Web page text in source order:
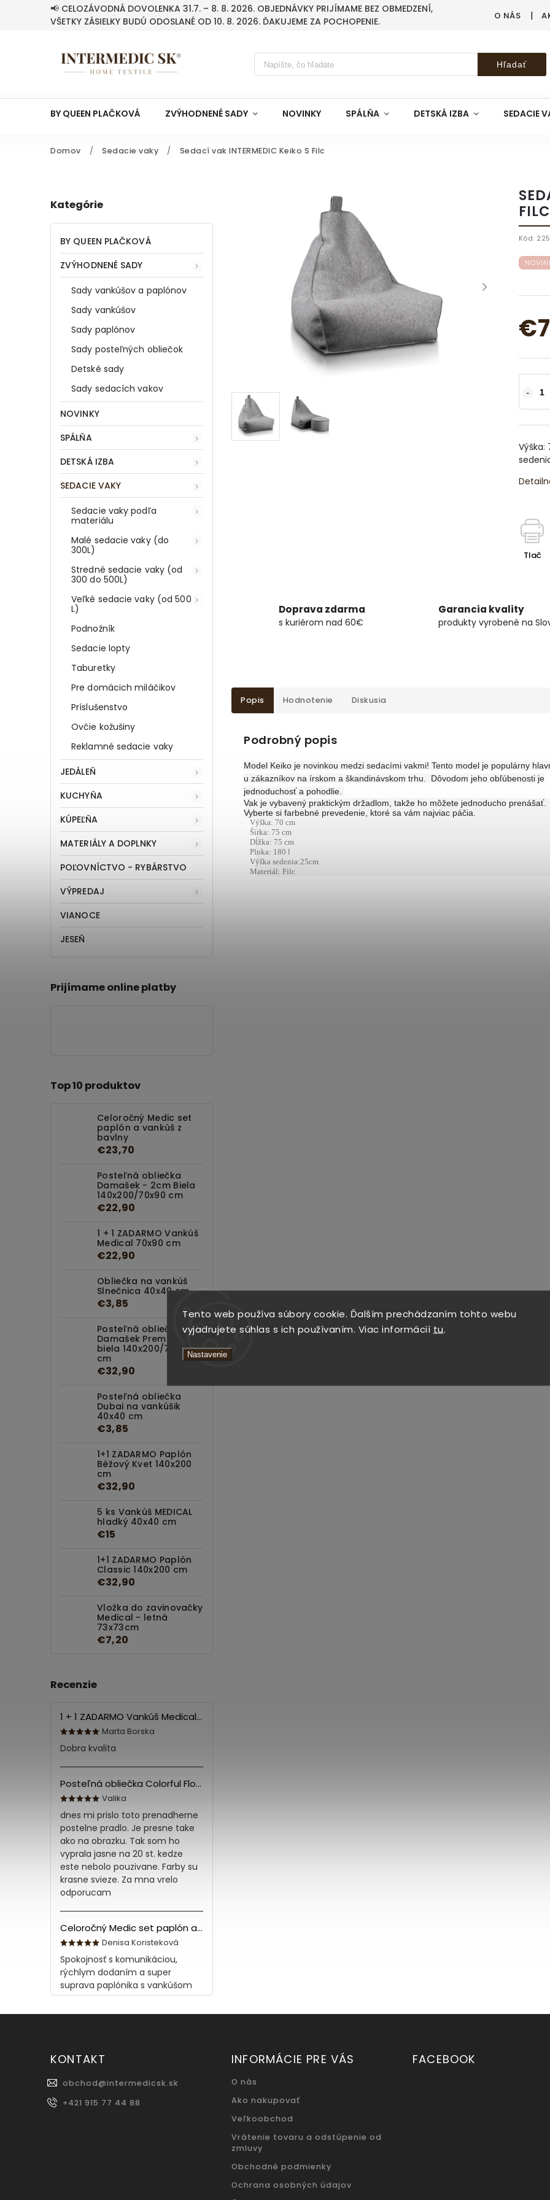
Tento web používa súbory cookie. Ďalším prechádzaním tohto webu
vyjadrujete súhlas s ich používaním. Viac informácií tu.
Nastavenie
📢 CELOZÁVODNÁ DOVOLENKA 31.7. – 8. 8. 2026. OBJEDNÁVKY PRIJÍMAME BEZ OBMEDZENÍ,
VŠETKY ZÁSIELKY BUDÚ ODOSLANÉ OD 10. 8. 2026. ĎAKUJEME ZA POCHOPENIE.
O NÁS
Hľadať
BY QUEEN PLAČKOVÁ ZVÝHODNENÉ SADY NOVINKY SPÁLŇA DETSKÁ IZBA SEDACIE
Domov / Sedacie vaky / Sedací vak INTERMEDIC Keiko S Filc
Kategórie
BY QUEEN PLAČKOVÁ
ZVÝHODNENÉ SADY
Sady vankúšov a paplónov
Sady vankúšov
Sady paplónov
Sady posteľných obliečok
Detské sady
Sady sedacích vakov
NOVINKY
SPÁLŇA
DETSKÁ IZBA
SEDACIE VAKY
Sedacie vaky podľa
materiálu
Malé sedacie vaky (do
300L)
Stredné sedacie vaky (od
300 do 500L)
Veľké sedacie vaky (od 500
L)
Podnožník
Sedacie lopty
Taburetky
Pre domácich miláčikov
Príslušenstvo
Ovčie kožušiny
Reklamné sedacie vaky
JEDÁLEŇ
KUCHYŇA
KÚPEĽŇA
MATERIÁLY A DOPLNKY
POĽOVNÍCTVO - RYBÁRSTVO
VÝPREDAJ
VIANOCE
JESEŇ
Prijímame online platby
Top 10 produktov
Celoročný Medic set
paplón a vankúš z
bavlny
€23,70
Posteľná obliečka
Damašek - 2cm Biela
140x200/70x90 cm
€22,90
1 + 1 ZADARMO Vankúš
Medical 70x90 cm
€22,90
Obliečka na vankúš
Slnečnica 40x40 cm
€3,85
Posteľná obliečka
Damašek Premium
biela 140x200/70x90
cm
€32,90
Posteľná obliečka
Dubai na vankúšik
40x40 cm
€3,85
1+1 ZADARMO Paplón
Béžový Kvet 140x200
cm
€32,90
5 ks Vankúš MEDICAL
hladký 40x40 cm
€15
1+1 ZADARMO Paplón
Classic 140x200 cm
€32,90
Vložka do zavinovačky
Medical - letná
73x73cm
€7,20
Recenzie
1 + 1 ZADARMO Vankúš Medical 70x90 cm
Marta Borska
Dobra kvalita
Posteľná obliečka Colorful Flowers Modrá 140x200/70x90 cm
Valika
dnes mi prislo toto prenadherne
postelne pradlo. Je presne take
ako na obrazku. Tak som ho
vyprala jasne na 20 st. kedze
este nebolo pouzivane. Farby su
krasne svieze. Za mna vrelo
odporucam
Celoročný Medic set paplón a vankúš z bavlny
Denisa Koristeková
Spokojnosť s komunikáciou,
rýchlym dodaním a super
suprava paplónika s vankúšom
FILC
Kód:
Výška:
Tlač
Doprava zdarma
s kuriérom nad 60€
Garancia kvality
produkty vyrobené na
Popis Hodnotenie Diskusia
Podrobný popis
Model Keiko je novinkou medzi sedacími vakmi! Tento model je populárny
u zákazníkov na írskom a škandinávskom trhu. Dôvodom jeho obľúbenosti je
jednoduchosť a pohodlie.
Vak je vybavený praktickým držadlom, takže ho môžete jednoducho prenášať.
Vyberte si farbebné prevedenie, ktoré sa vám najviac páčia.
Výška: 70 cm
Šírka: 75 cm
Dĺžka: 75 cm
Plnka: 180 l
Výška sedenia:25cm
Materiál: Filc
KONTAKT
obchod@intermedicsk.sk
+421 915 77 44 88
INFORMÁCIE PRE VÁS
O nás
Ako nakupovať
Veľkoobchod
Vrátenie tovaru a odstúpenie od
zmluvy
Obchodné podmienky
Ochrana osobných údajov
FACEBOOK